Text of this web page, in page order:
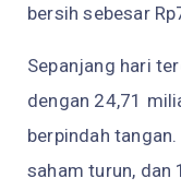
bersih sebesar
Sepanjang hari
dengan 24,71
berpindah
saham turun, dan